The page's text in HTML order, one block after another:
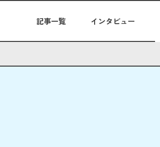
記事一覧 インタビュー